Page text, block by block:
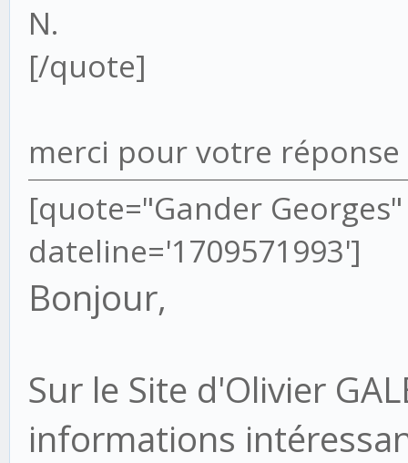
N.
[/quote]
merci pour votre
[quote="Gander
dateline='1709571993']
Bonjour,
Sur le Site d'Olivier
informations